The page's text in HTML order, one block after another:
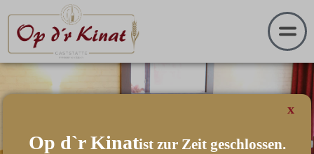
x
Op d`r Kinatist zur Zeit geschlossen.